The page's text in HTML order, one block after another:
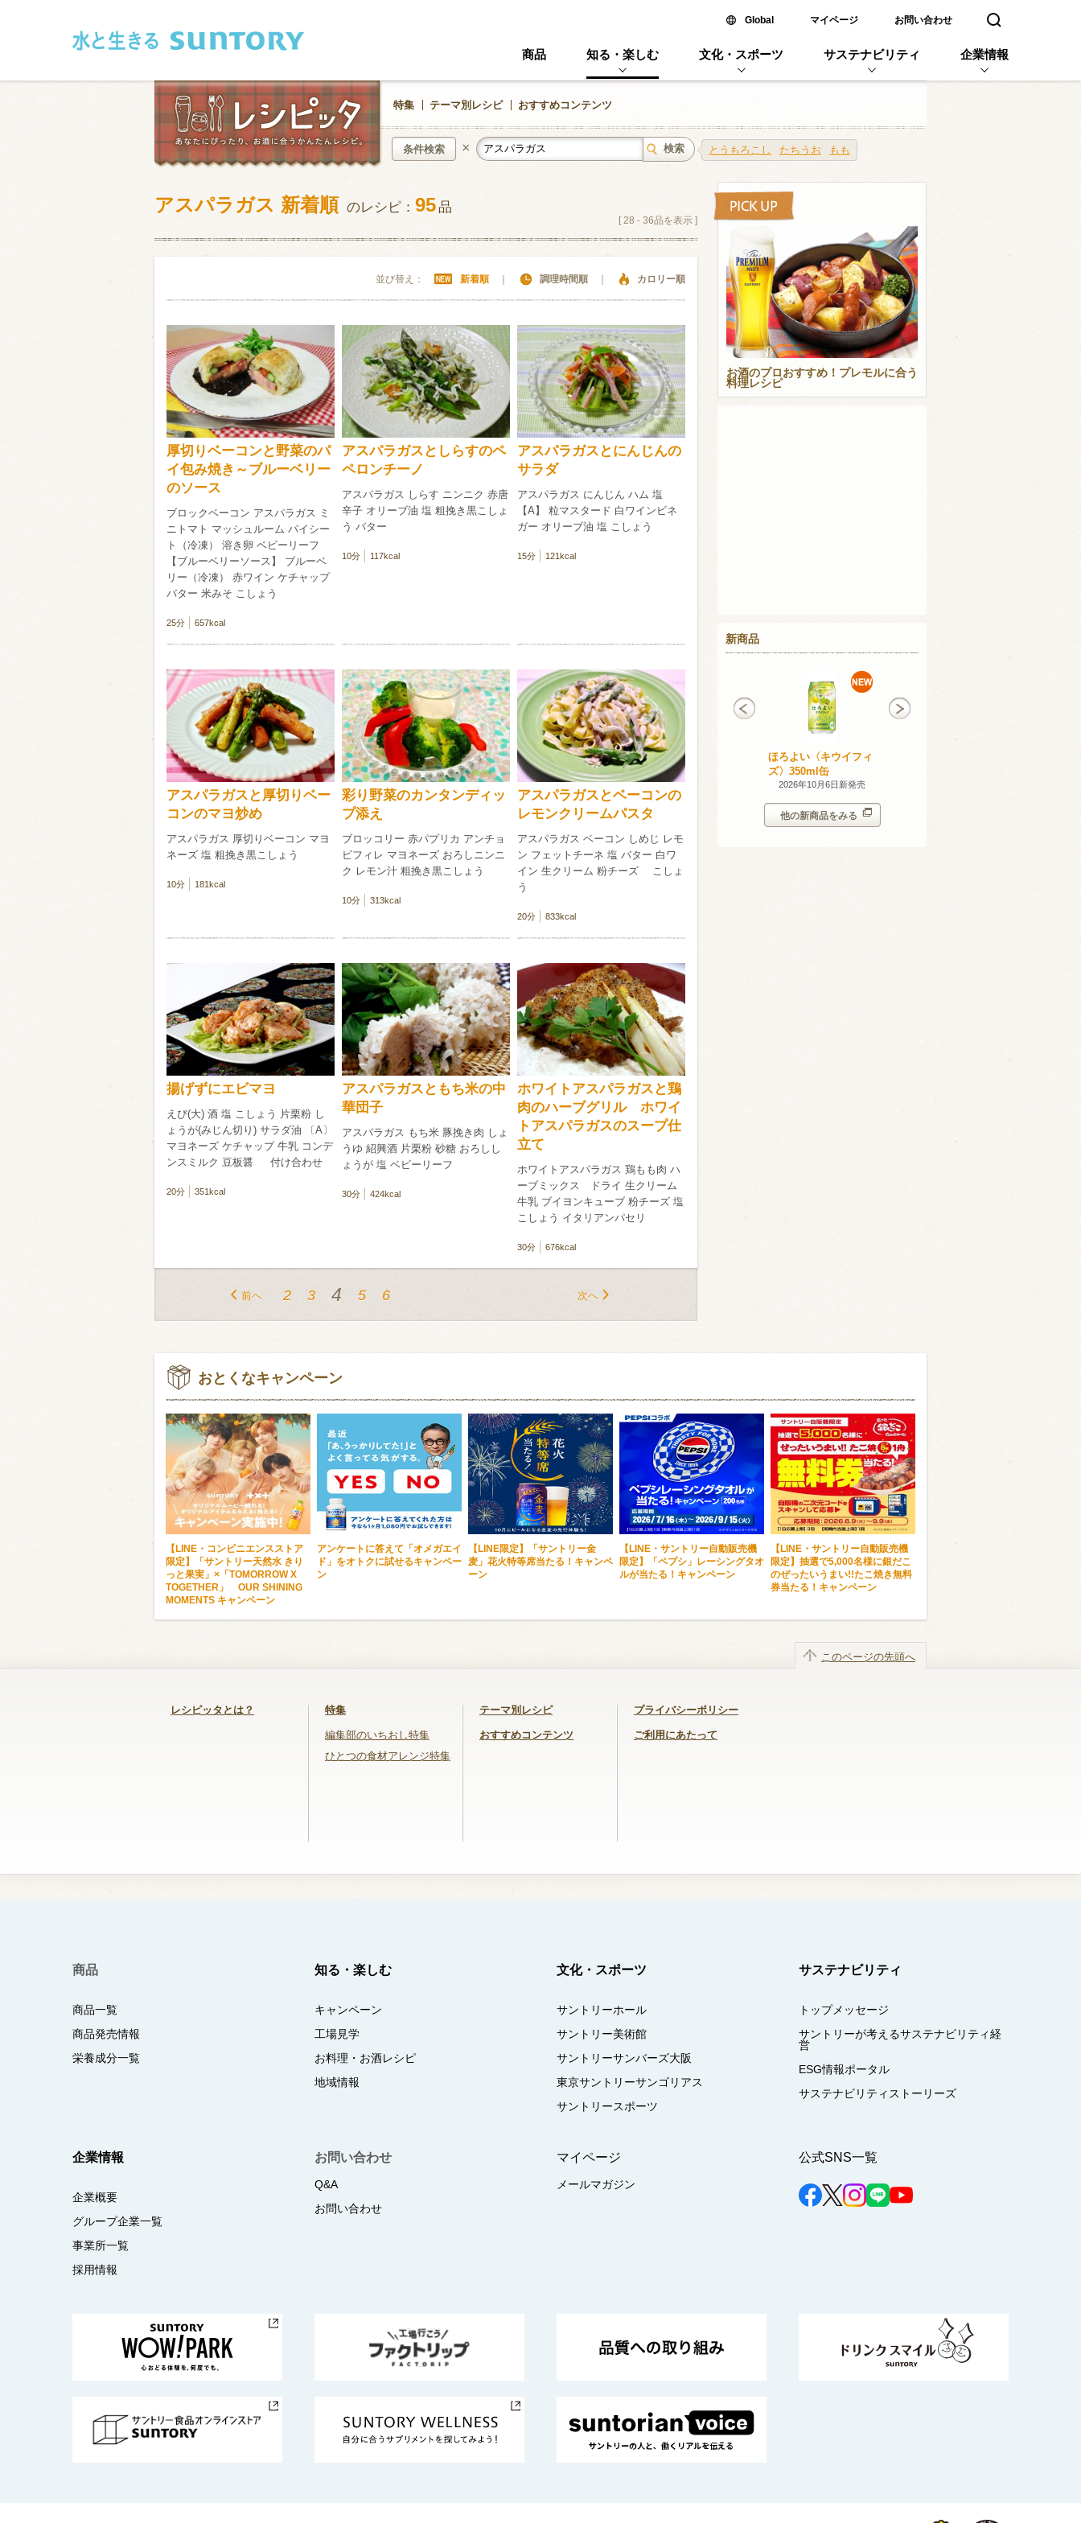
Global新しいウィンドウで開く
マイページ お問い合わせ 検索窓を開く
商品 知る・楽しむ 文化・スポーツ サステナビリティ 企業情報
特集 テーマ別レシピ おすすめコンテンツ
とうもろこし たちうお もも
条件検索 ×
和食 洋食
フレンチ アジア・エスニック その他・創作料理 スイーツ
肉 魚介類 野菜・いも類 きのこ
卵・乳製品 加工食品系 くだもの
お米・麺
類・穀物
その他
ビール ハイボール（ウイスキー） ウイスキー・ブランデー 焼酎
赤ワイン 白ワイン
検索
アスパラガス 新着順 のレシピ： 95品
[28 - 36品を表示 ]
並び替え： 新着順 調理時間順 カロリー順
厚切りベーコンと野菜のパ
イ包み焼き～ブルーベリー
のソース
ブロックベーコン アスパラガス ミ
ニトマト マッシュルーム パイシー
ト（冷凍） 溶き卵 ベビーリーフ
【ブルーベリーソース】 ブルーベ
リー（冷凍） 赤ワイン ケチャップ
バター 米みそ こしょう
25分 657kcal
アスパラガスとしらすのペ
ペロンチーノ
アスパラガス しらす ニンニク 赤唐
辛子 オリーブ油 塩 粗挽き黒こしょ
う バター
10分 117kcal
アスパラガスとにんじんの
サラダ
アスパラガス にんじん ハム 塩
【A】 粒マスタード 白ワインビネ
ガー オリーブ油 塩 こしょう
15分 121kcal
アスパラガスと厚切りベー
コンのマヨ炒め
アスパラガス 厚切りベーコン マヨ
ネーズ 塩 粗挽き黒こしょう
10分 181kcal
彩り野菜のカンタンディッ
プ添え
ブロッコリー 赤パプリカ アンチョ
ビフィレ マヨネーズ おろしニンニ
ク レモン汁 粗挽き黒こしょう
10分 313kcal
アスパラガスとベーコンの
レモンクリームパスタ
アスパラガス ベーコン しめじ レモ
ン フェットチーネ 塩 バター 白ワ
イン 生クリーム 粉チーズ こしょ
う
20分 833kcal
揚げずにエビマヨ
えび(大) 酒 塩 こしょう 片栗粉 し
ょうが(みじん切り) サラダ油 〔A〕
マヨネーズ ケチャップ 牛乳 コンデ
ンスミルク 豆板醤 付け合わせ
20分 351kcal
アスパラガスともち米の中
華団子
アスパラガス もち米 豚挽き肉 しょ
うゆ 紹興酒 片栗粉 砂糖 おろしし
ょうが 塩 ベビーリーフ
30分 424kcal
ホワイトアスパラガスと鶏
肉のハーブグリル ホワイ
トアスパラガスのスープ仕
立て
ホワイトアスパラガス 鶏もも肉 ハ
ーブミックス ドライ 生クリーム
牛乳 ブイヨンキューブ 粉チーズ 塩
こしょう イタリアンパセリ
30分 676kcal
前へ 次へ
2 3 4 5 6
お酒のプロおすすめ！プレモルに合う
料理レシピ
新商品
ほろよい〈キウイフィ
ズ〉350ml缶
2026年10月6日新発売
信州富士見町産 甲州
ブリュット 2023
750ml瓶
2026年7月14日新発売
他の新商品をみる
おとくなキャンペーン
【LINE・コンビニエンスストア
限定】「サントリー天然水 きり
っと果実」×「TOMORROW X
TOGETHER」 OUR SHINING
MOMENTS キャンペーン
アンケートに答えて「オメガエイ
ド」をオトクに試せるキャンペー
ン
【LINE限定】「サントリー金
麦」花火特等席当たる！キャンペ
ーン
【LINE・サントリー自動販売機
限定】「ペプシ」レーシングタオ
ルが当たる！キャンペーン
【LINE・サントリー自動販売機
限定】抽選で5,000名様に銀だこ
のぜったいうまい!!たこ焼き無料
券当たる！キャンペーン
レシピッタとは？ 特集
編集部のいちおし特集
ひとつの食材アレンジ特集
テーマ別レシピ
おすすめコンテンツ
プライバシーポリシー
ご利用にあたって
このページの先頭へ
商品
商品一覧
商品発売情報
栄養成分一覧
知る・楽しむ
キャンペーン
工場見学
お料理・お酒レシピ
地域情報
文化・スポーツ
サントリーホール
サントリー美術館
サントリーサンバーズ大阪
東京サントリーサンゴリアス
サントリースポーツ
サステナビリティ
トップメッセージ
サントリーが考えるサステナビリティ経
営
ESG情報ポータル
サステナビリティストーリーズ
企業情報
企業概要
グループ企業一覧
事業所一覧
採用情報
お問い合わせ
Q&A
お問い合わせ
マイページ
メールマガジン
公式SNS一覧